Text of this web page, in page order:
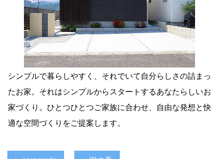
シンプルで暮らしやすく、それでいて自分らしさの詰まっ
たお家。それはシンプルからスタートするあなたらしいお
家づくり。ひとつひとつご家族に合わせ、自由な発想と快
適な空間づくりをご提案します。